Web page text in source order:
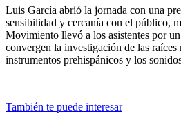
Luis García abrió la jornada con una
sensibilidad y cercanía con el público,
Movimiento llevó a los asistentes por
convergen la investigación de las raíces
instrumentos prehispánicos y los
También te puede interesar